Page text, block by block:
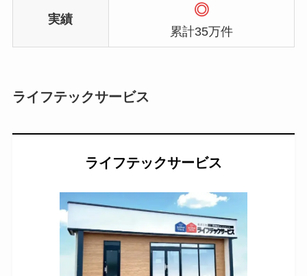
実績
◎
累計35万件
ライフテックサービス
ライフテックサービス